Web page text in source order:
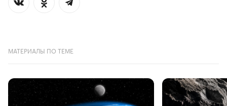
МАТЕРИАЛЫ ПО ТЕМЕ